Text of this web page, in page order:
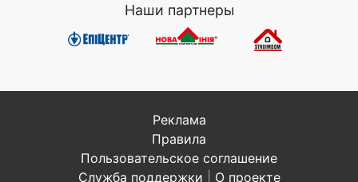
Наши партнеры
Реклама
Правила
Пользовательское соглашение
Служба поддержки
О проекте